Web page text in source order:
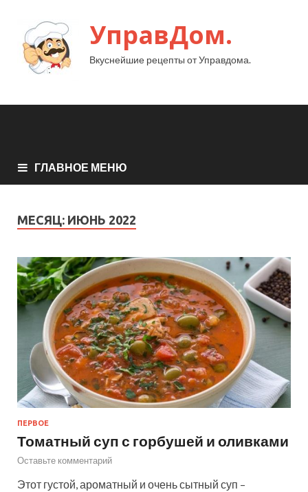
УправДом.
Вкуснейшие рецепты от Управдома.
ГЛАВНОЕ МЕНЮ
МЕСЯЦ: ИЮНЬ 2022
ПЕРВОЕ
Томатный суп с горбушей и оливками
Оставьте комментарий
Этот густой, ароматный и очень сытный суп –